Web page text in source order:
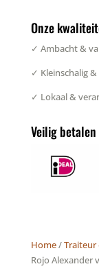
Home/Traiteur
Rojo Alexander
Onze
✓ Ambacht &
✓ Kleinschalig
✓ Lokaal &
Veilig